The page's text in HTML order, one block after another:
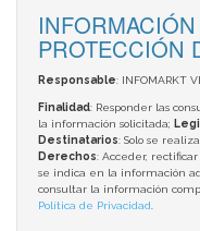
PROTECCIÓN
Responsable: INFOMARKT
Finalidad: Responder las
la información solicitada;
Destinatarios: Solo se
Derechos: Acceder,
se indica en la información
consultar la información
Política de Privacidad